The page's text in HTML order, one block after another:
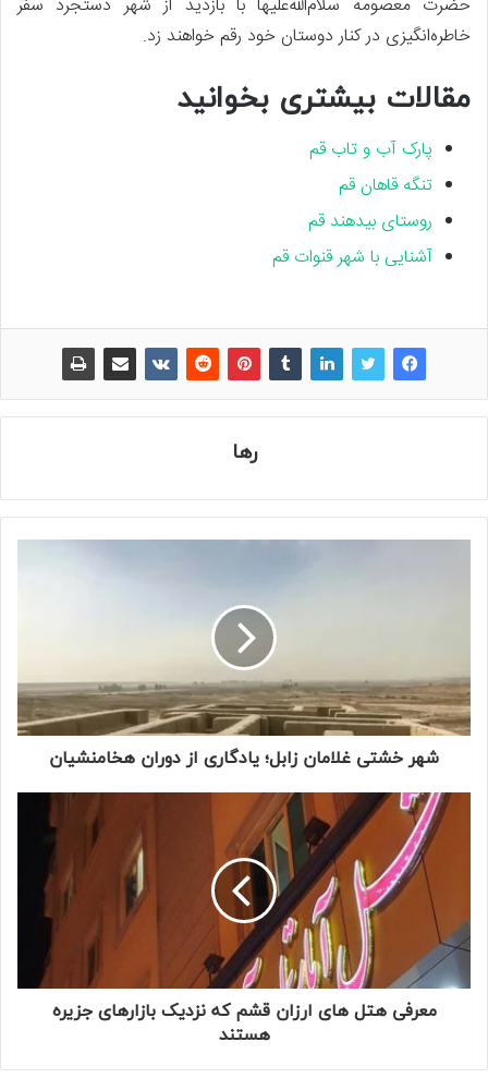
حضرت معصومه سلام‌الله‌علیها با بازدید از شهر دستجرد سفر
خاطره‌انگیزی در کنار دوستان خود رقم خواهند زد.
مقالات بیشتری بخوانید
پارک آب و تاب قم
تنگه قاهان قم
روستای بیدهند قم
آشنایی با شهر قنوات قم
رها
شهر خشتی غلامان زابل؛ یادگاری از دوران هخامنشیان
معرفی هتل های ارزان قشم که نزدیک بازارهای جزیره
هستند